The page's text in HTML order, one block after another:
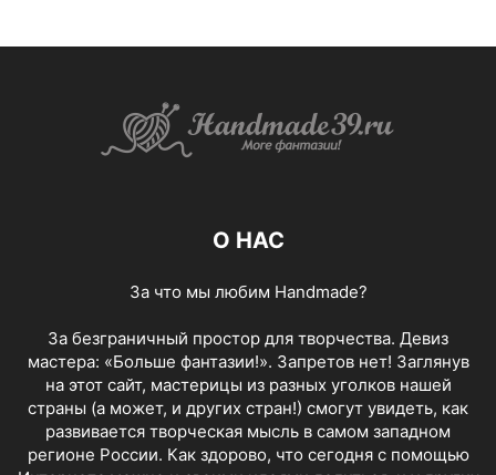
О НАС
За что мы любим Handmade?
За безграничный простор для творчества. Девиз
мастера: «Больше фантазии!». Запретов нет! Заглянув
на этот сайт, мастерицы из разных уголков нашей
страны (а может, и других стран!) смогут увидеть, как
развивается творческая мысль в самом западном
регионе России. Как здорово, что сегодня с помощью